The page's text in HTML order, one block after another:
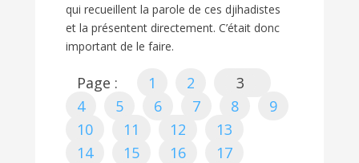
qui recueillent la parole de ces djihadistes
et la présentent directement. C’était donc
important de le faire.
Page : 1 2
3
4
5 6 7 8
9
10
11 12
13
14
15 16
17